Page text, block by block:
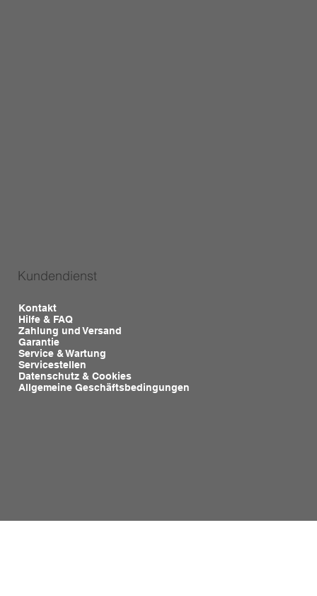
Kundendienst
Kontakt
Hilfe & FAQ
Zahlung und Versand
Garantie
Service & Wartung
Servicestellen
Datenschutz & Cookies
Allgemeine Geschäftsbedingungen